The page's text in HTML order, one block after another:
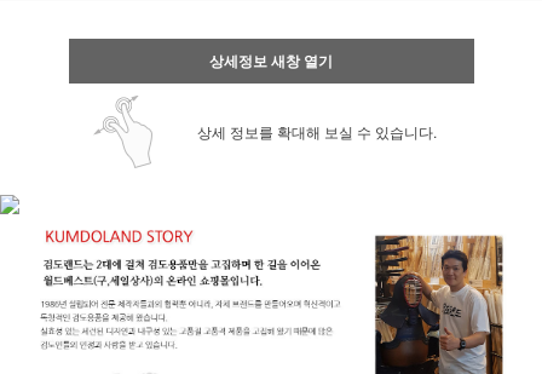
상세정보 새창 열기
상세 정보를 확대해 보실 수 있습니다.